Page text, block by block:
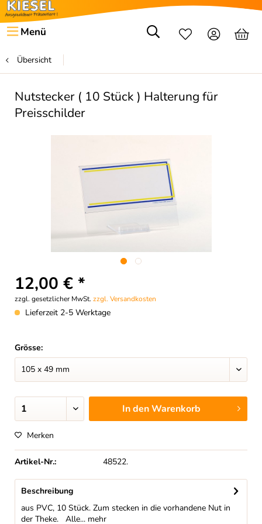
Menü
Übersicht
Nutstecker ( 10 Stück ) Halterung für
Preisschilder
12,00 € *
zzgl. gesetzlicher MwSt. zzgl. Versandkosten
Lieferzeit 2-5 Werktage
Grösse:
In denWarenkorb
Merken
Artikel-Nr.: 48522.
Beschreibung
aus PVC, 10 Stück. Zum stecken in die vorhandene Nut in
der Theke. Alle... mehr